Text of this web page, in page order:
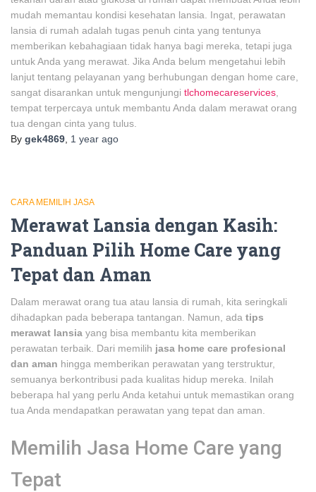
mudah memantau kondisi kesehatan lansia. Ingat, perawatan
lansia di rumah adalah tugas penuh cinta yang tentunya
memberikan kebahagiaan tidak hanya bagi mereka, tetapi juga
untuk Anda yang merawat. Jika Anda belum mengetahui lebih
lanjut tentang pelayanan yang berhubungan dengan home care,
sangat disarankan untuk mengunjungi tlchomecareservices
tempat terpercaya untuk membantu Anda dalam merawat orang
tua dengan cinta yang tulus.
By gek4869 1 year ago
CARA MEMILIH JASA
Merawat Lansia dengan Kasih:
Panduan Pilih Home Care yang
Tepat dan Aman
Dalam merawat orang tua atau lansia di rumah, kita seringkali
dihadapkan pada beberapa tantangan. Namun, ada tips
merawat lansia yang bisa membantu kita memberikan
perawatan terbaik. Dari memilih jasa home care profesional
dan aman hingga memberikan perawatan yang terstruktur,
semuanya berkontribusi pada kualitas hidup mereka. Inilah
beberapa hal yang perlu Anda ketahui untuk memastikan orang
tua Anda mendapatkan perawatan yang tepat dan aman.
Memilih Jasa Home Care yang
Tepat